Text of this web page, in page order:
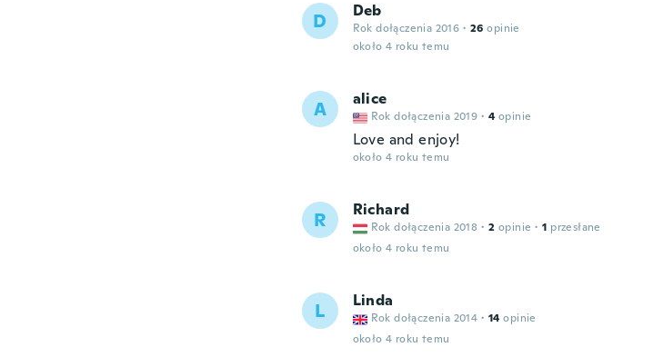
D Deb
Rok dołączenia 2016 · 26 opinie
około 4 roku temu
A alice
Rok dołączenia 2019 · 4 opinie
Love and enjoy!
około 4 roku temu
R Richard
Rok dołączenia 2018 · 2 opinie · 1 przesłane
około 4 roku temu
L Linda
Rok dołączenia 2014 · 14 opinie
około 4 roku temu